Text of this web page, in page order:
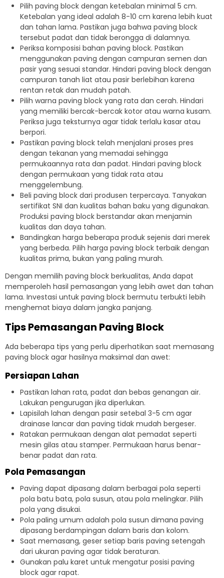
Pilih paving block dengan ketebalan minimal 5 cm.
Ketebalan yang ideal adalah 8-10 cm karena lebih kuat
dan tahan lama. Pastikan juga bahwa paving block
tersebut padat dan tidak berongga di dalamnya.
Periksa komposisi bahan paving block. Pastikan
menggunakan paving dengan campuran semen dan
pasir yang sesuai standar. Hindari paving block dengan
campuran tanah liat atau pasir berlebihan karena
rentan retak dan mudah patah.
Pilih warna paving block yang rata dan cerah. Hindari
yang memiliki bercak-bercak kotor atau warna kusam.
Periksa juga teksturnya agar tidak terlalu kasar atau
berpori.
Pastikan paving block telah menjalani proses pres
dengan tekanan yang memadai sehingga
permukaannya rata dan padat. Hindari paving block
dengan permukaan yang tidak rata atau
menggelembung.
Beli paving block dari produsen terpercaya. Tanyakan
sertifikat SNI dan kualitas bahan baku yang digunakan.
Produksi paving block berstandar akan menjamin
kualitas dan daya tahan.
Bandingkan harga beberapa produk sejenis dari merek
yang berbeda. Pilih harga paving block terbaik dengan
kualitas prima, bukan yang paling murah.
Dengan memilih paving block berkualitas, Anda dapat
memperoleh hasil pemasangan yang lebih awet dan tahan
lama. Investasi untuk paving block bermutu terbukti lebih
menghemat biaya dalam jangka panjang.
Tips Pemasangan Paving Block
Ada beberapa tips yang perlu diperhatikan saat memasang
paving block agar hasilnya maksimal dan awet:
Persiapan Lahan
Pastikan lahan rata, padat dan bebas genangan air.
Lakukan pengurugan jika diperlukan.
Lapisilah lahan dengan pasir setebal 3-5 cm agar
drainase lancar dan paving tidak mudah bergeser.
Ratakan permukaan dengan alat pemadat seperti
mesin gilas atau stamper. Permukaan harus benar-
benar padat dan rata.
Pola Pemasangan
Paving dapat dipasang dalam berbagai pola seperti
pola batu bata, pola susun, atau pola melingkar. Pilih
pola yang disukai.
Pola paling umum adalah pola susun dimana paving
dipasang berdampingan dalam baris dan kolom.
Saat memasang, geser setiap baris paving setengah
dari ukuran paving agar tidak beraturan.
Gunakan palu karet untuk mengatur posisi paving
block agar rapat.